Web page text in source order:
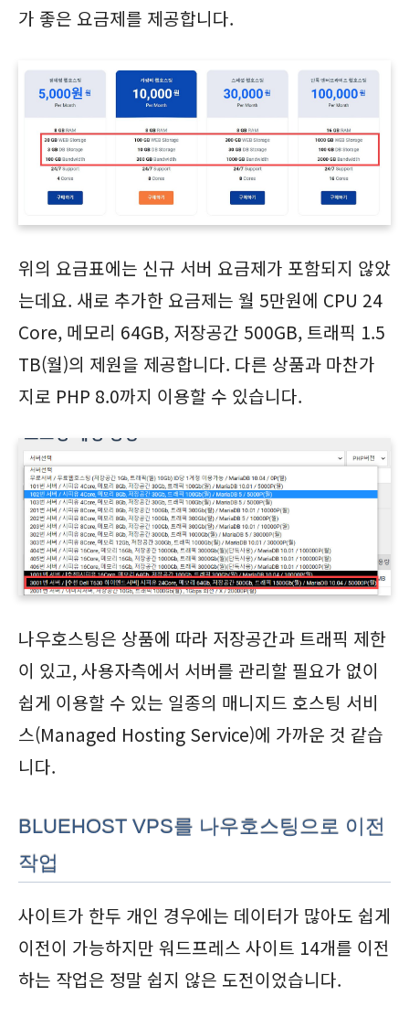
가 좋은 요금제를 제공합니다.
위의 요금표에는 신규 서버 요금제가 포함되지 않았
는데요. 새로 추가한 요금제는 월 5만원에 CPU 24
Core, 메모리 64GB, 저장공간 500GB, 트래픽 1.5
TB(월)의 제원을 제공합니다. 다른 상품과 마찬가
지로 PHP 8.0까지 이용할 수 있습니다.
나우호스팅은 상품에 따라 저장공간과 트래픽 제한
이 있고, 사용자측에서 서버를 관리할 필요가 없이
쉽게 이용할 수 있는 일종의 매니지드 호스팅 서비
스(Managed Hosting Service)에 가까운 것 같습
니다.
BLUEHOST VPS를 나우호스팅으로 이전
작업
사이트가 한두 개인 경우에는 데이터가 많아도 쉽게
이전이 가능하지만 워드프레스 사이트 14개를 이전
하는 작업은 정말 쉽지 않은 도전이었습니다.